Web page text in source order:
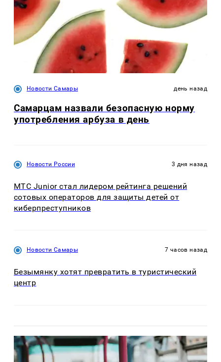
Новости Самары день назад
Самарцам назвали безопасную норму
употребления арбуза в день
Новости России 3 дня назад
МТС Junior стал лидером рейтинга решений
сотовых операторов для защиты детей от
киберпреступников
Новости Самары 7 часов назад
Безымянку хотят превратить в туристический
центр